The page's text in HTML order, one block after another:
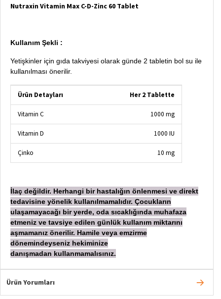
Nutraxin Vitamin Max C-D-Zinc 60 Tablet
Kullanım Şekli :
Yetişkinler için gıda takviyesi olarak günde 2 tabletin bol su ile
kullanılması önerilir.
Ürün Detayları Her 2 Tablette
Vitamin C 1000 mg
Vitamin D 1000 IU
Çinko 10 mg
İlaç değildir. Herhangi bir hastalığın önlenmesi ve direkt
tedavisine yönelik kullanılmamalıdır. Çocukların
ulaşamayacağı bir yerde, oda sıcaklığında muhafaza
etmeniz ve tavsiye edilen günlük kullanım miktarını
aşmamanız önerilir. Hamile veya emzirme
dönemindeyseniz hekiminize
danışmadan kullanmamalısınız.
Ürün Yorumları